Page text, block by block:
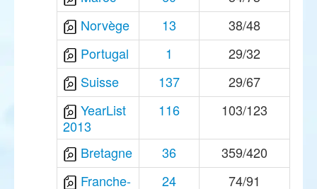
Norvège
13
38/48
Portugal
1
29/32
Suisse
137
29/67
YearList
2013
116 103/123
Bretagne 36
359/420
Franche-
24 74/91